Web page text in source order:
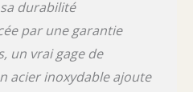
durabilité
par une garantie
un vrai gage de
acier inoxydable ajoute